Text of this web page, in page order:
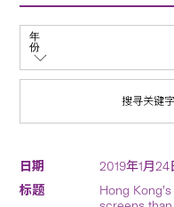
年
份
2019年1月24
Hong